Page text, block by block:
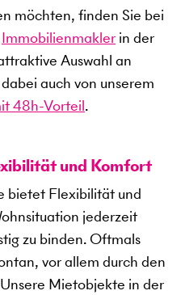
möchten, finden Sie bei
Immobilienmakler in der
Auswahl an
auch von unserem
48h-Vorteil.
und Komfort
bietet Flexibilität und
jederzeit
zu binden. Oftmals
vor allem durch den
Mietobjekte in der